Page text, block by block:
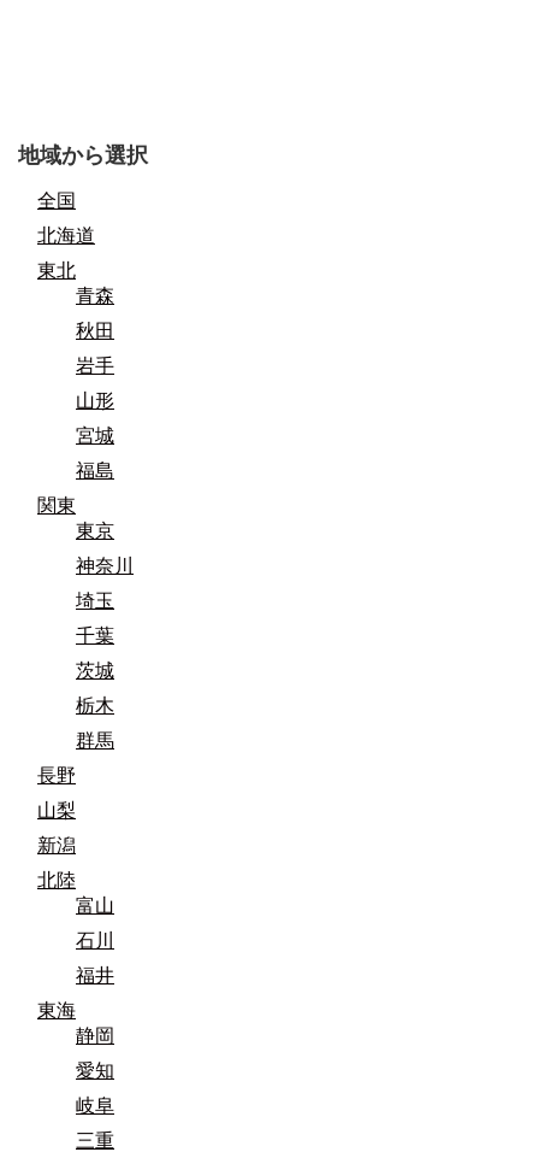
地域から選択
全国
北海道
東北
青森
秋田
岩手
山形
宮城
福島
関東
東京
神奈川
埼玉
千葉
茨城
栃木
群馬
長野
山梨
新潟
北陸
富山
石川
福井
東海
静岡
愛知
岐阜
三重